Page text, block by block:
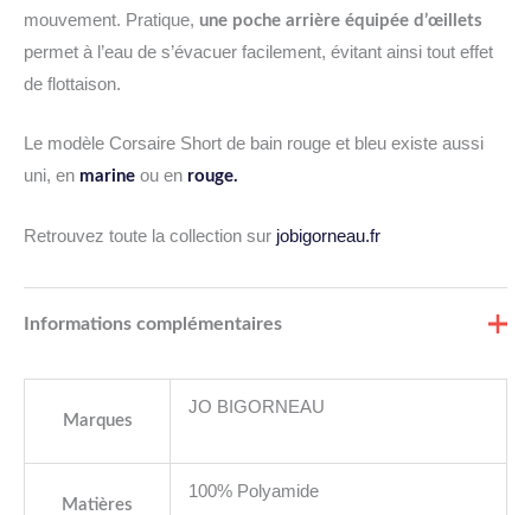
mouvement. Pratique, une poche arrière équipée d’œillets
permet à l’eau de s’évacuer facilement, évitant ainsi tout effet
de flottaison.
Le modèle Corsaire Short de bain rouge et bleu existe aussi
uni, en marine ou en rouge.
Retrouvez toute la collection sur jobigorneau.fr
Informations complémentaires
Marques
JO BIGORNEAU
Matières
100% Polyamide